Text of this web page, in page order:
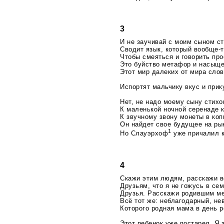
3
И не заучивай с моим сыном
Сводит язык, который вообще-
Чтобы смеяться и говорить
Это буйство метафор и
Этот мир далеких от мира
Испортят мальчику вкус и
Нет, не надо моему сыну
К маленькой ночной серенаде
К звучному звону монеты в
Он найдет свое будущее на
Но Слауэрхоф1 уже причалил
4
Скажи этим людям, расскажи
Друзьям, что я не гожусь в
Друзья. Расскажи родившим
Всё тот же: неблагодарный,
Которого родная мама в день